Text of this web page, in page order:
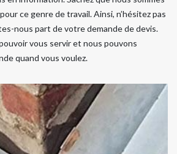
ce genre de travail. Ainsi, n’hésitez pas
nous part de votre demande de devis.
vous servir et nous pouvons
quand vous voulez.